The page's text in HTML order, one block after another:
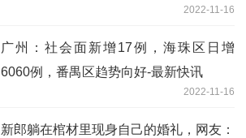
2022-11-16
广州：社会面新增17例，海珠区日增
6060例，番禺区趋势向好-最新快讯
2022-11-16
新郎躺在棺材里现身自己的婚礼，网友：